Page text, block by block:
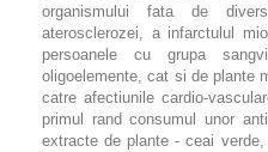
organismului fata de
aterosclerozei, a infarctulul
persoanele cu grupa
oligoelemente, cat si de plante
catre afectiunile cardio-
primul rand consumul unor
extracte de plante - ceai